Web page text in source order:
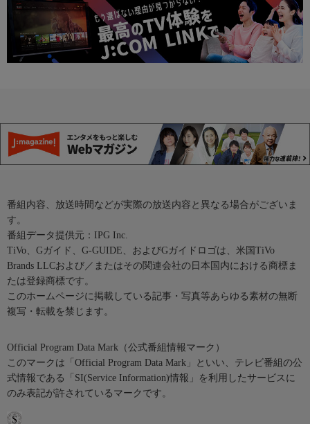
番組内容、放送時間などが実際の放送内容と異なる場合がございま
す。
番組データ提供元：IPG Inc.
TiVo、Gガイド、G-GUIDE、およびGガイドロゴは、米国TiVo
Brands LLCおよび／またはその関連会社の日本国内における商標ま
たは登録商標です。
このホームページに掲載している記事・写真等あらゆる素材の無断
複写・転載を禁じます。
Official Program Data Mark（公式番組情報マーク）
このマークは「Official Program Data Mark」といい、テレビ番組の公
式情報である「SI(Service Information)情報」を利用したサービスに
のみ表記が許されているマークです。